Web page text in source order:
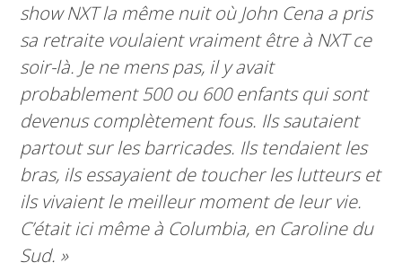
show NXT la même nuit où John Cena a pris
sa retraite voulaient vraiment être à NXT ce
soir-là. Je ne mens pas, il y avait
probablement 500 ou 600 enfants qui sont
devenus complètement fous. Ils sautaient
partout sur les barricades. Ils tendaient les
bras, ils essayaient de toucher les lutteurs et
ils vivaient le meilleur moment de leur vie.
C’était ici même à Columbia, en Caroline du
Sud. »